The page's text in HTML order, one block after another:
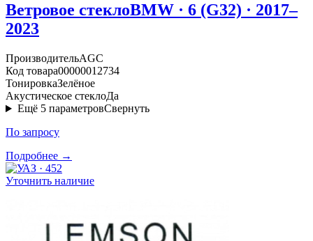
Ветровое стеклоBMW · 6 (G32) · 2017–
2023
ПроизводительAGC
Код товара00000012734
ТонировкаЗелёное
Акустическое стеклоДа
Ещё 5 параметровСвернуть
По запросу
Подробнее →
Уточнить наличие